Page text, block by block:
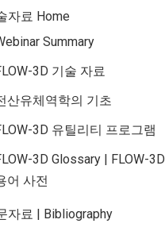
자료 Home
Summary
3D 기술 자료
산유체역학의 기초
3D 유틸리티 프로그램
3D Glossary | FLOW-3D
어 사전
자료 | Bibliography